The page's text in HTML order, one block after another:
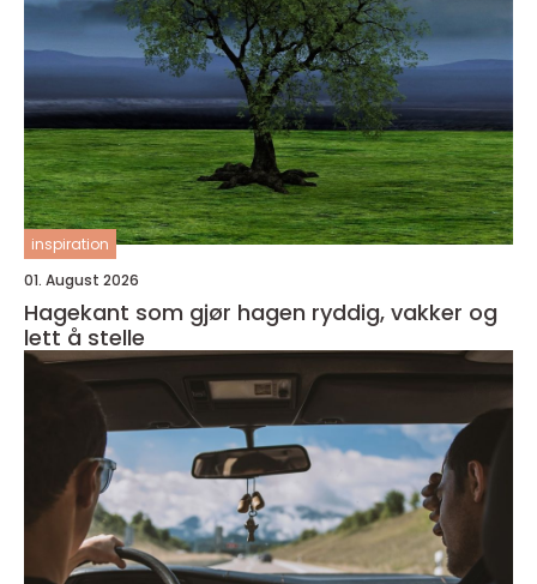
inspiration
01. August 2026
Hagekant som gjør hagen ryddig, vakker og
lett å stelle